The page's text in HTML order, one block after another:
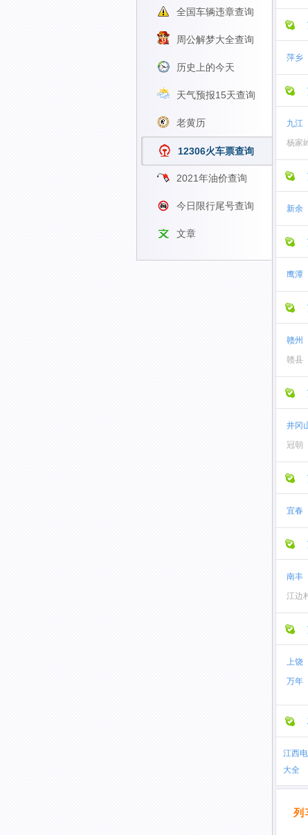
萍乡
九江
杨家
新余
鹰潭
赣州
赣县
井冈
冠朝
宜春
南丰
江边
上饶
万年
江西
大全
列
全国车辆违章查询
周公解梦大全查询
历史上的今天
天气预报15天查询
老黄历
12306火车票查询
2021年油价查询
今日限行尾号查询
文章